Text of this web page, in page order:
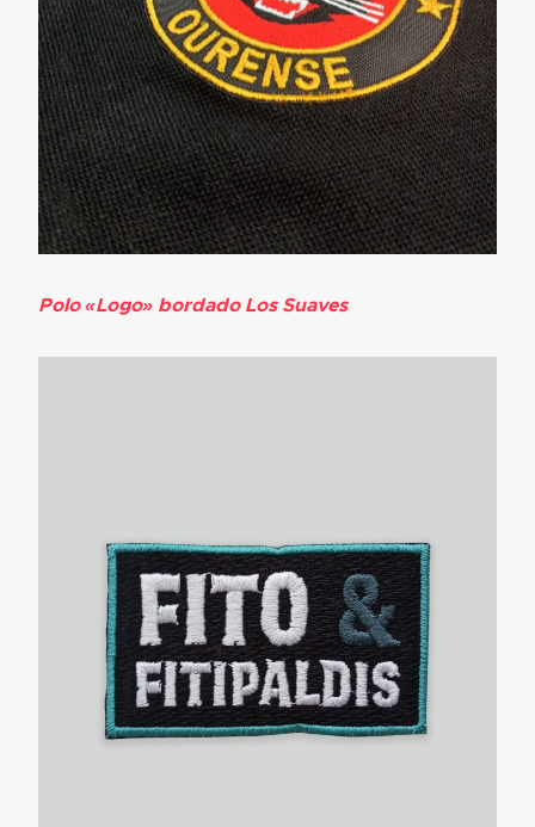
Polo «Logo» bordado Los Suaves